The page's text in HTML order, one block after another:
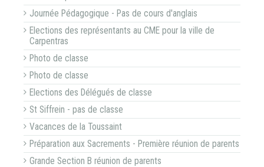
Journée Pédagogique - Pas de cours d'anglais
Elections des représentants au CME pour la ville de
Carpentras
Photo de classe
Photo de classe
Elections des Délégués de classe
St Siffrein - pas de classe
Vacances de la Toussaint
Préparation aux Sacrements - Première réunion de parents
Grande Section B réunion de parents